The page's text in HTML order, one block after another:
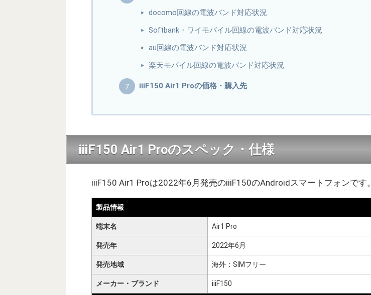
docomo回線の電波バンド対応状況
Softbank・ワイモバイル回線の電波バンド対応状況
au回線の電波バンド対応状況
楽天モバイル回線の電波バンド対応状況
iiiF150 Air1 Proの価格・購入先
iiiF150 Air1 Proのスペック・仕様
iiiF150 Air1 Proは2022年6月発売のiiiF150のAndroidスマートフォンです。
製品情報
端末名 Air1 Pro
発売年 2022年6月
発売地域 海外：SIMフリー
メーカー・ブランド iiiF150